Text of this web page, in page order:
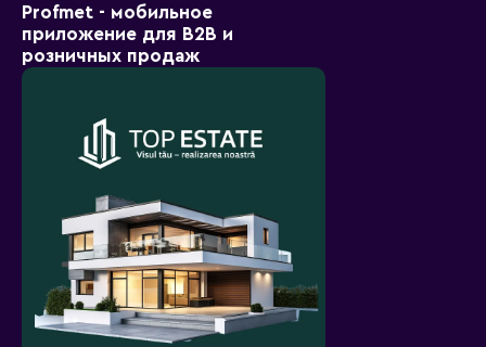
Profmet - мобильное
приложение для B2B и
розничных продаж